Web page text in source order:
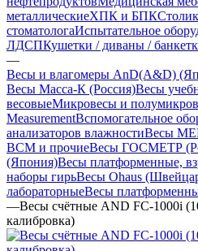
металлическиеХПК и БПК
стоматологаИспытательное
ЛДСПКушетки / диваны /
—
Весы и влагомеры AnD(A&D)
Весы Масса-К (Россия)Весы
весовыеМикровесы и
MeasurementВспомогательное
анализаторов влажностиВесы
BCM и прочиеВесы ГОСМЕТР
(Япония)Весы платформенные,
наборы гирьВесы Ohaus
лабораторныеВесы
—Весы счётные AND FC-1000i
калибровка)